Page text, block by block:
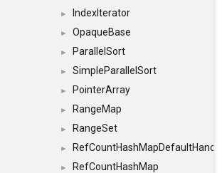
► IndexIterator
► OpaqueBase
► ParallelSort
► SimpleParallelSort
► PointerArray
► RangeMap
► RangeSet
► RefCountHashMapDefaultHandler
► RefCountHashMap